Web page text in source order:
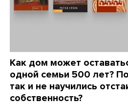
Как дом может
одной семьи 500 лет?
так и не научились
собственность?